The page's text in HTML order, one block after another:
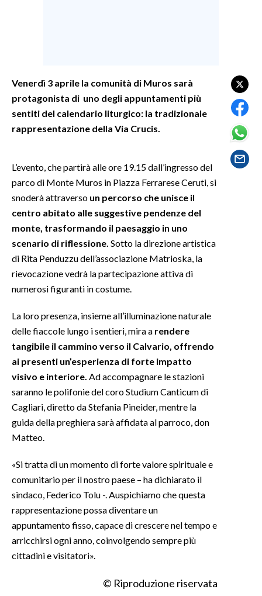
CULTURA
GOSSIP
SALUTE
EVENTI
#CARAUNIONE
3 MINUTI CON
INFO AZIENDE
ABBONATI
ANNUNCI
NECROLOGI
PUBBLICITÀ
Venerdì 3 aprile la comunità di Muros sarà
protagonista di uno degli appuntamenti più
sentiti del calendario liturgico: la tradizionale
rappresentazione della Via Crucis.
L’evento, che partirà alle ore 19.15 dall’ingresso del
parco di Monte Muros in Piazza Ferrarese Ceruti, si
snoderà attraverso un percorso che unisce il
centro abitato alle suggestive pendenze del
monte, trasformando il paesaggio in uno
scenario di riflessione. Sotto la direzione artistica
di Rita Penduzzu dell’associazione Matrioska, la
rievocazione vedrà la partecipazione attiva di
numerosi figuranti in costume.
La loro presenza, insieme all’illuminazione naturale
delle fiaccole lungo i sentieri, mira a rendere
tangibile il cammino verso il Calvario, offrendo
ai presenti un’esperienza di forte impatto
visivo e interiore. Ad accompagnare le stazioni
saranno le polifonie del coro Studium Canticum di
Cagliari, diretto da Stefania Pineider, mentre la
guida della preghiera sarà affidata al parroco, don
Matteo.
«Si tratta di un momento di forte valore spirituale e
comunitario per il nostro paese – ha dichiarato il
sindaco, Federico Tolu -. Auspichiamo che questa
rappresentazione possa diventare un
appuntamento fisso, capace di crescere nel tempo e
arricchirsi ogni anno, coinvolgendo sempre più
cittadini e visitatori».
© Riproduzione riservata